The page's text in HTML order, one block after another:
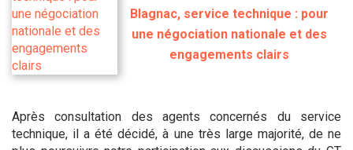
Blagnac, service technique : pour
une négociation nationale et des
engagements clairs
Après consultation des agents concernés du service
technique, il a été décidé, à une très large majorité, de ne